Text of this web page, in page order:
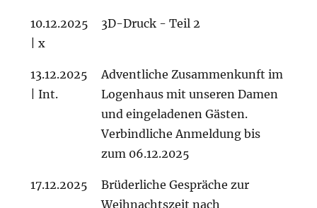
10.12.2025
| x
3D-Druck - Teil 2
13.12.2025
| Int.
Adventliche Zusammenkunft im
Logenhaus mit unseren Damen
und eingeladenen Gästen.
Verbindliche Anmeldung bis
zum 06.12.2025
17.12.2025
Brüderliche Gespräche zur
Weihnachtszeit nach